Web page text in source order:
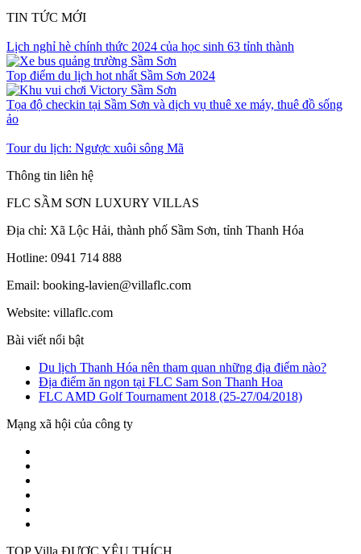
TIN TỨC MỚI
Lịch nghỉ hè chính thức 2024 của học sinh 63 tỉnh thành
Top điểm du lịch hot nhất Sầm Sơn 2024
Tọa độ checkin tại Sầm Sơn và dịch vụ thuê xe máy, thuê đồ sống
ảo
Tour du lịch: Ngược xuôi sông Mã
Thông tin liên hệ
FLC SẦM SƠN LUXURY VILLAS
Địa chỉ: Xã Lộc Hải, thành phố Sầm Sơn, tỉnh Thanh Hóa
Hotline: 0941 714 888
Email: booking-lavien@villaflc.com
Website: villaflc.com
Bài viết nổi bật
Du lịch Thanh Hóa nên tham quan những địa điểm nào?
Địa điểm ăn ngon tại FLC Sam Son Thanh Hoa
FLC AMD Golf Tournament 2018 (25-27/04/2018)
Mạng xã hội của công ty